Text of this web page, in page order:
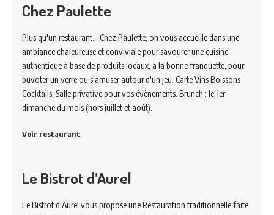
Chez Paulette
Plus qu'un restaurant... Chez Paulette, on vous accueille dans une
ambiance chaleureuse et conviviale pour savourer une cuisine
authentique à base de produits locaux, à la bonne franquette, pour
buvoter un verre ou s'amuser autour d'un jeu. Carte Vins Boissons
Cocktails. Salle privative pour vos évènements. Brunch : le 1er
dimanche du mois (hors juillet et août).
Voir restaurant
Le Bistrot d’Aurel
Le Bistrot d'Aurel vous propose une Restauration traditionnelle faite